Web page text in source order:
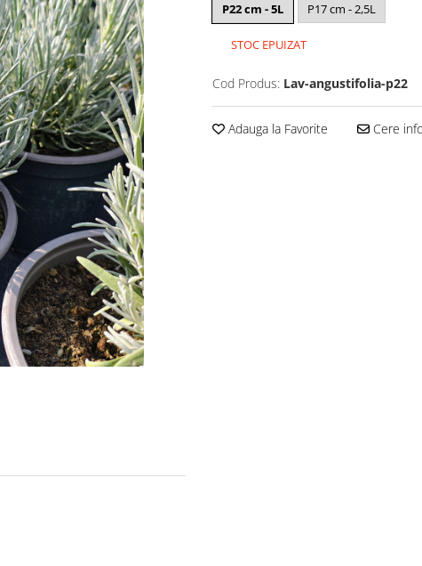
P22 cm - 5L P17 cm - 2,5L
STOC EPUIZAT
Cod Produs: Lav-angustifolia-p22
Adauga la Favorite Cere